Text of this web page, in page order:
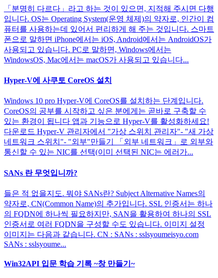
「분명히 다르다」라고 하는 것이 있으면, 지적해 주시면 다행
입니다. OS는 Operating System(운영 체제)의 약자로, 인간이 컴
퓨터를 사용하는데 있어서 편리하게 해 주는 것입니다. 스마트
폰으로 말하면 iPhone에서는 iOS, Android에서는 AndroidOS가
사용되고 있습니다. PC로 말하면, Windows에서는
WindowsOS, Mac에서는 macOS가 사용되고 있습니다...
Hyper-V에 사쿠토 CoreOS 설치
Windows 10 pro Hyper-V에 CoreOS를 설치하는 단계입니다.
CoreOS의 공부를 시작하고 싶은 분에게는 곧바로 구축할 수
있는 환경이 됩니다 앱과 기능으로 Hyper-V를 활성화하세요!
다운로드 Hyper-V 관리자에서 "가상 스위치 관리자"- "새 가상
네트워크 스위치"- "외부"만들기 「외부 네트워크」로 외부와
통신할 수 있는 NIC를 선택(이미 선택된 NIC는 에러가...
SANs 란 무엇입니까?
들은 적 없을지도. 뭐야 SANs란? Subject Alternative Names의
약자로, CN(Common Name)의 추가입니다. SSL 인증서는 하나
의 FQDN에 하나씩 필요하지만, SAN을 활용하여 하나의 SSL
인증서로 여러 FQDN을 구성할 수도 있습니다. 이미지 설정
이미지는 다음과 같습니다. CN : SANs : sslsyoumeisyo.com
SANs : sslsyoume...
Win32API 입문 학습 기록 ~창 만들기~